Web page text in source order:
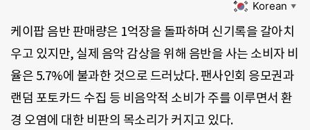
Korean ▼
케이팝 음반 판매량은 1억장을 돌파하며 신기록을 갈아치
우고 있지만, 실제 음악 감상을 위해 음반을 사는 소비자 비
율은 5.7%에 불과한 것으로 드러났다. 팬사인회 응모권과
랜덤 포토카드 수집 등 비음악적 소비가 주를 이루면서 환
경 오염에 대한 비판의 목소리가 커지고 있다.